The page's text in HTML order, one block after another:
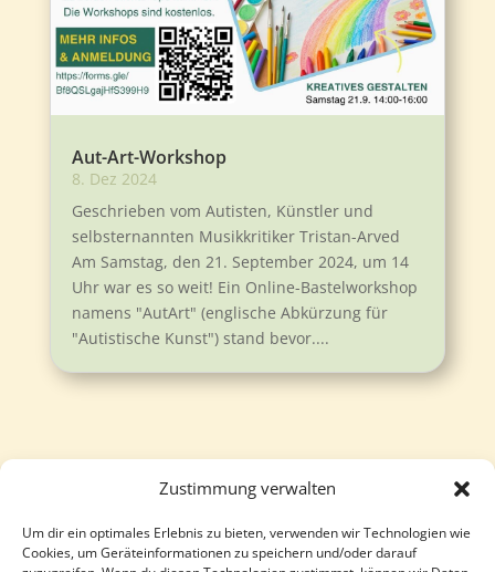
Zustimmung verwalten
Um dir ein optimales Erlebnis zu bieten, verwenden wir Technologien wie
Cookies, um Geräteinformationen zu speichern und/oder darauf
Aut-Art-Workshop
8. Dez 2024
Geschrieben vom Autisten, Künstler und
selbsternannten Musikkritiker Tristan-Arved
Am Samstag, den 21. September 2024, um 14
Uhr war es so weit! Ein Online-Bastelworkshop
namens "AutArt" (englische Abkürzung für
"Autistische Kunst") stand bevor....
Follow Follow